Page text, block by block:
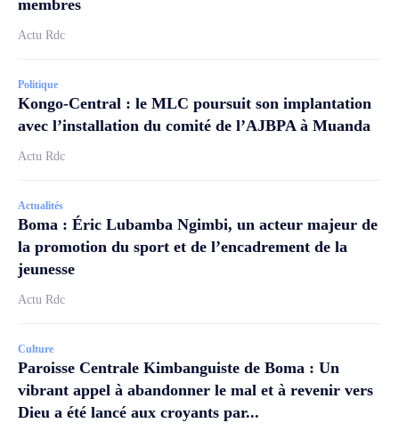
membres
Actu Rdc
Politique
Kongo-Central : le MLC poursuit son implantation
avec l’installation du comité de l’AJBPA à Muanda
Actu Rdc
Actualités
Boma : Éric Lubamba Ngimbi, un acteur majeur de
la promotion du sport et de l’encadrement de la
jeunesse
Actu Rdc
Culture
Paroisse Centrale Kimbanguiste de Boma : Un
vibrant appel à abandonner le mal et à revenir vers
Dieu a été lancé aux croyants par...